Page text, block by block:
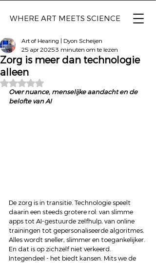
WHERE ART MEETS SCIENCE
Zorg is meer dan technologie
alleen
Art of Hearing | Dyon Scheijen
25 apr 20253 minuten om te lezen
Beoordeeld met NaN uit 5 sterren.
Over nuance, menselijke aandacht en de
belofte van AI
De zorg is in transitie. Technologie speelt
daarin een steeds grotere rol: van slimme
apps tot AI-gestuurde zelfhulp, van online
trainingen tot gepersonaliseerde algoritmes.
Alles wordt sneller, slimmer en toegankelijker.
En dat is op zichzelf niet verkeerd.
Integendeel - het biedt kansen. Mits we de